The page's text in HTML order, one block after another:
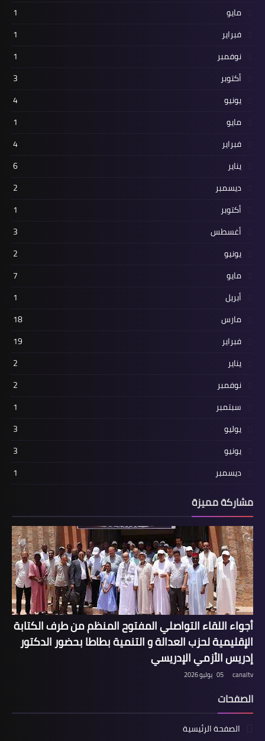
مايو
1
فبراير
1
نوفمبر
1
أكتوبر
3
يونيو
4
مايو
1
فبراير
4
يناير
6
ديسمبر
2
أكتوبر
1
أغسطس
3
يونيو
2
مايو
7
أبريل
1
مارس
18
فبراير
19
يناير
2
نوفمبر
2
سبتمبر
1
يوليو
3
يونيو
3
ديسمبر
1
مشاركة مميزة
أجواء اللقاء التواصلي المفتوح المنظم من طرف الكتابة
الإقليمية لحزب العدالة و التنمية بطاطا بحضور الدكتور
إدريس الأزمي الإدريسي
canaltv 05 يوليو 2026
الصفحات
الصفحة الرئيسية